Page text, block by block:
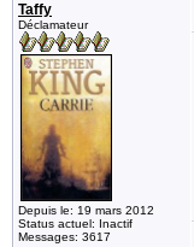
Taffy
Déclamateur
Depuis le: 19 mars 2012
Status actuel: Inactif
Messages: 3617